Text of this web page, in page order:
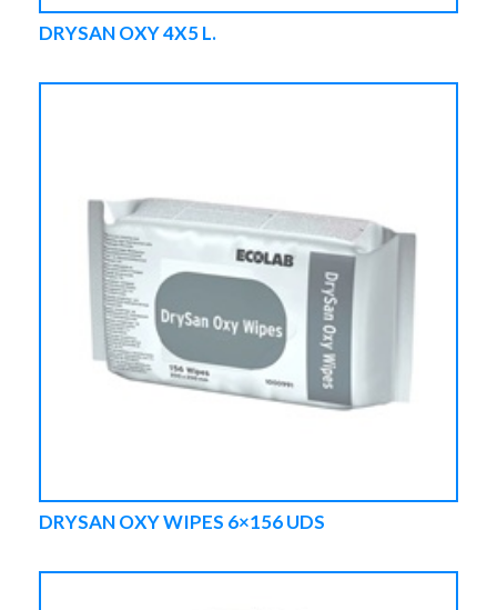
DRYSAN OXY 4X5 L.
DRYSAN OXY WIPES 6×156 UDS